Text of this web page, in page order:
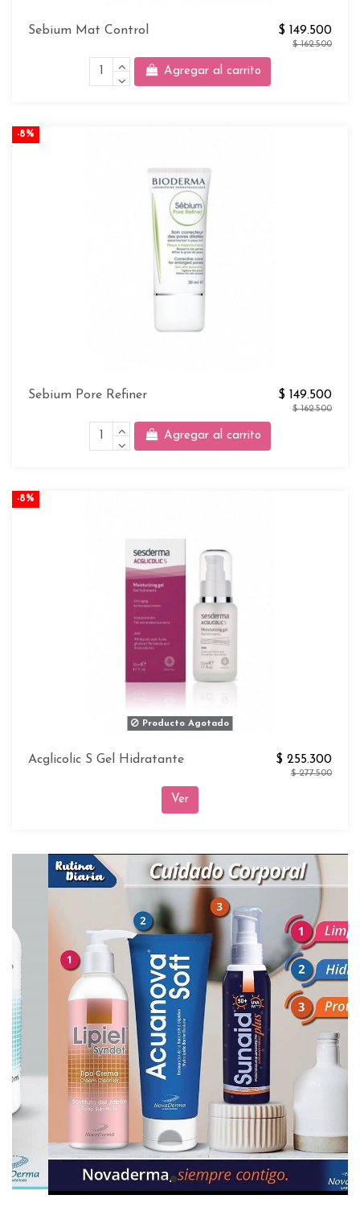
Sebium Mat Control $ 149.500
$ 162.500
Agregar al carrito
-8%
Sebium Pore Refiner $ 149.500
$ 162.500
Agregar al carrito
-8%
Producto Agotado
Acglicolic S Gel Hidratante $ 255.300
$ 277.500
Ver